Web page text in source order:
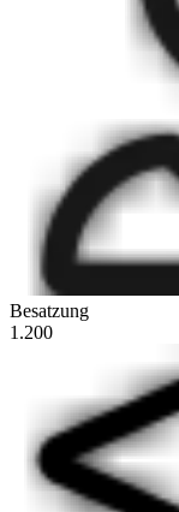
Besatzung
1.200